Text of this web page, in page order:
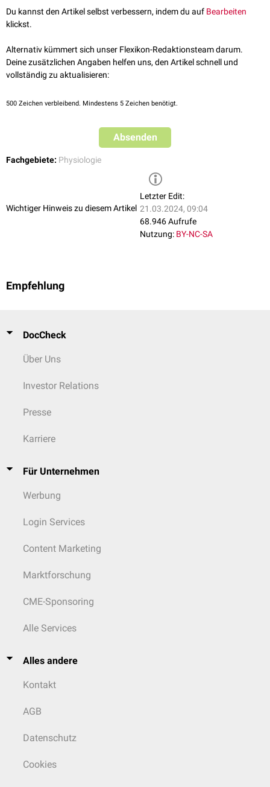
zugesprochen.
Entsprechend der unterschiedlichen Muskelschichten des Darmes kann
dient (z.B.ZottenpumpedesDünndarms ) von der Motilität der äußeren
Muskulatur abgegrenzt werden, deren Funktion in der Durchmischung
und demaboralenTransport des
und eine äußere Längsmuskelschicht bestehen unterschiedliche
die tonischen Kontraktionen derSphinkteren
Segmentationenund
Ileus
Obstipation
Du kannst den Artikel selbst verbessern, indem du auf Bearbeiten
klickst.
Alternativ kümmert sich unser Flexikon-Redaktionsteam darum.
Deine zusätzlichen Angaben helfen uns, den Artikel schnell und
vollständig zu aktualisieren:
500 Zeichen verbleibend. Mindestens 5 Zeichen benötigt.
Absenden
Fachgebiete: Physiologie
Wichtiger Hinweis zu diesem Artikel
Letzter Edit:
21.03.2024, 09:04
68.946 Aufrufe
Nutzung: BY-NC-SA
Empfehlung
DocCheck
Über Uns
Investor Relations
Presse
Karriere
Für Unternehmen
Werbung
Login Services
Content Marketing
Marktforschung
CME-Sponsoring
Alle Services
Alles andere
Kontakt
AGB
Datenschutz
Cookies